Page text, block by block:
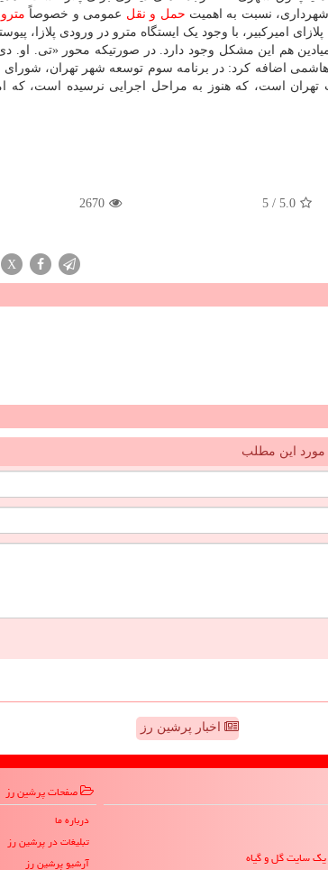
نسبت به اهمیت حمل و نقل عمومی و خصوصاً مترو
امیرکبیر، با وجود یک ایستگاه مترو در ورودی پلازا،
هم این مشکل وجود دارد. در صورتیکه محور «تی. او.
اضافه کرد: در برنامه سوم توسعه شهر تهران، شورای
تهران است، که هنوز به مراحل اجرایی نرسیده است، که
5.0
/
5
2670
X
مورد این مطلب
اخبار پرشین رز
یک سایت گل و گیاه
صفحات پرشین رز
درباره ما
تبلیغات در پرشین رز
آرشیو پرشین رز